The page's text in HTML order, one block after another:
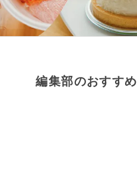
編集部のおすすめ